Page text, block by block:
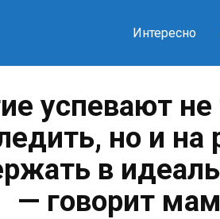
Интересно
успевают не
но и на
в
— говорит